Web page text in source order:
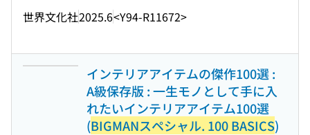
世界文化社2025.6<Y94-R11672>
インテリアアイテムの傑作100選 :
A級保存版 : 一生モノとして手に入
れたいインテリアアイテム100選
(BIGMANスペシャル. 100 BASICS)